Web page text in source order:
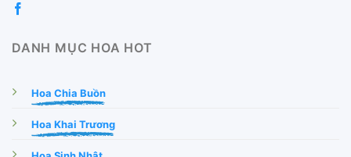
DANH MỤC HOA HOT
Hoa Chia Buồn
Hoa Khai Trương